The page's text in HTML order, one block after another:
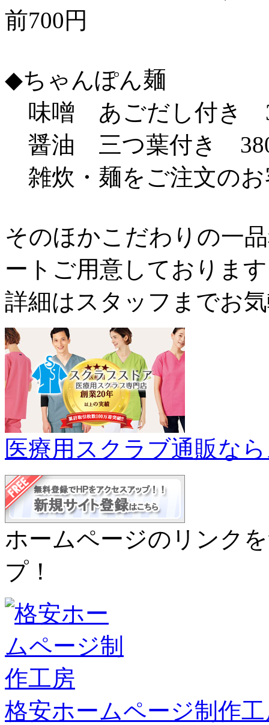
前700円
◆ちゃんぽん麺
味噌 あごだし付き
醤油 三つ葉付き
雑炊・麺をご注文の
そのほかこだわりの一
ートご用意しておりま
詳細はスタッフまでお
医療用スクラブ通販な
ホームページのリンク
プ！
格安ホームページ制作